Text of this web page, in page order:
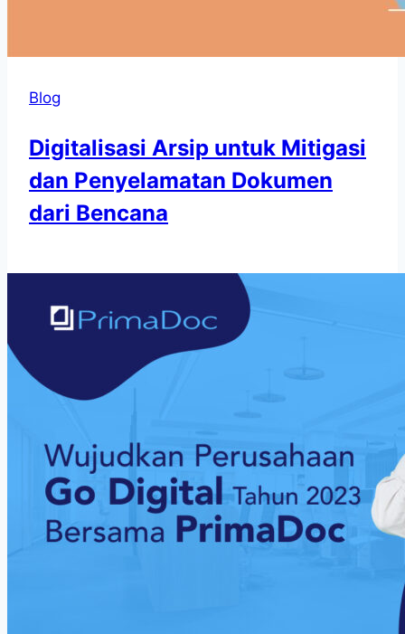
Blog
Digitalisasi Arsip untuk Mitigasi
dan Penyelamatan Dokumen
dari Bencana